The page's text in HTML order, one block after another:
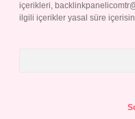
içerikleri,
ilgili içerikler yasal süre